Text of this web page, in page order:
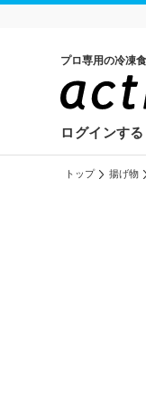
プロ専用の冷凍
ログインす
トップ 揚げ物